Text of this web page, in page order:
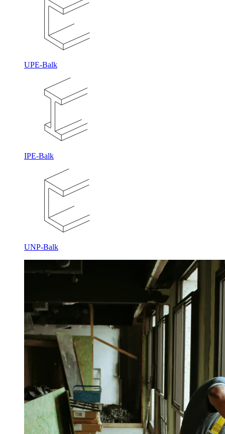
UPE-Balk
IPE-Balk
UNP-Balk